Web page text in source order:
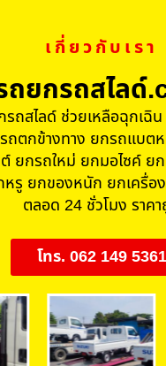
เกี่ยวกับเรา
ถยกรถสไลด์
รถสไลด์ ช่วยเหลือฉุกเฉิ
ถตกข้างทาง ยกรถแบต
ยกรถใหม่ ยกมอไซค์ ย
รู ยกของหนัก ยกเครื่อ
ตลอด 24 ชั่วโมง ราค
โทร. 062 149 5361